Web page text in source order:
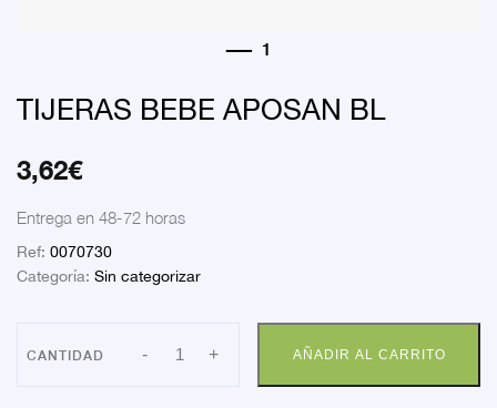
TIJERAS BEBE APOSAN BL
3,62€
Entrega en 48-72 horas
Ref: 0070730
Categoría: Sin categorizar
- TIJERAS
BEBE + AÑADIR AL CARRITO